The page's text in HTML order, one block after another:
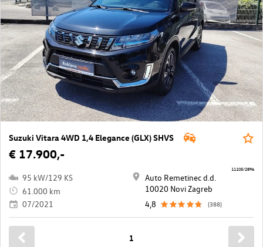
Suzuki Vitara 4WD 1,4 Elegance (GLX) SHVS
€ 17.900,-
95 kW/129 KS
61.000 km
07/2021
Auto Remetinec d.d.
10020 Novi Zagreb
4,8
(388)
11105/2896
1